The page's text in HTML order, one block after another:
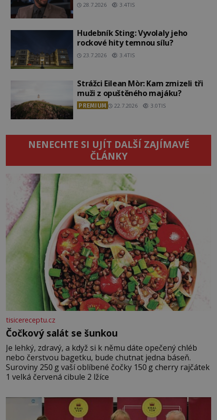
28.7.2026 3.4TIS
Hudebník Sting: Vyvolaly jeho
rockové hity temnou sílu?
23.7.2026 3.4TIS
Strážci Eilean Mòr: Kam zmizeli tři
muži z opuštěného majáku?
PREMIUM 22.7.2026 3.0TIS
NENECHTE SI UJÍT DALŠÍ ZAJÍMAVÉ
ČLÁNKY
tisicereceptu.cz
Čočkový salát se šunkou
Je lehký, zdravý, a když si k němu dáte opečený chléb
nebo čerstvou bagetku, bude chutnat jedna báseň.
Suroviny 250 g vaší oblíbené čočky 150 g cherry rajčátek
1 velká červená cibule 2 lžíce